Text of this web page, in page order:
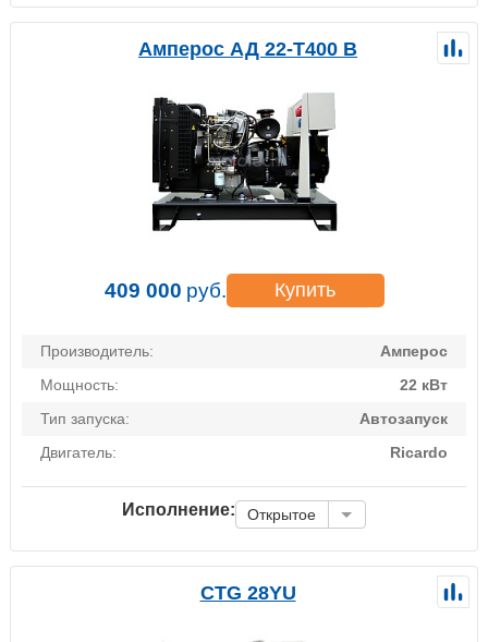
Амперос АД 22-Т400 B
409 000 руб. Купить
Производитель:
Амперос
Мощность:
22 кВт
Тип запуска:
Автозапуск
Двигатель:
Ricardo
Исполнение: Открытое
CTG 28YU